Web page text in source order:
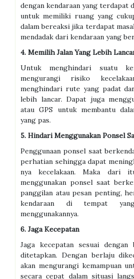
dengan kendaraan yang terdapat
untuk memiliki ruang yang
dalam bereaksi jika terdapat
mendadak dari kendaraan yang
4. Memilih Jalan Yang Lebih
Untuk menghindari suatu
mengurangi risiko
menghindari rute yang padat
lebih lancar. Dapat juga
atau GPS untuk membantu
yang pas.
5. Hindari Menggunakan Ponsel
Penggunaan ponsel saat
perhatian sehingga dapat
nya kecelakaan. Maka dari
menggunakan ponsel saat
panggilan atau pesan penting,
kendaraan di tempat
menggunakannya.
6. Jaga Kecepatan
Jaga kecepatan sesuai dengan
ditetapkan. Dengan berlaju
akan mengurangi kemampuan
secara cepat dalam situasi